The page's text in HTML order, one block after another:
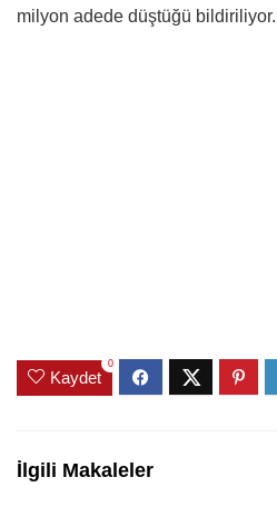
milyon adede düştüğü bildiriliyor.
Kaydet
0
İlgili Makaleler